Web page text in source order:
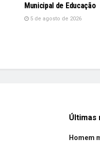
Municipal de Educação
5 de agosto de 2026
Últimas
Homem